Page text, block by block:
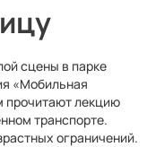
сцены в парке
«Мобильная
прочитают лекцию
транспорте.
ограничений.